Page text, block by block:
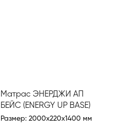
Матрас ЭНЕРДЖИ АП
БЕЙС (ENERGY UP BASE)
1400*2000 Н (Син.)
Размер: 2000x220x1400 мм